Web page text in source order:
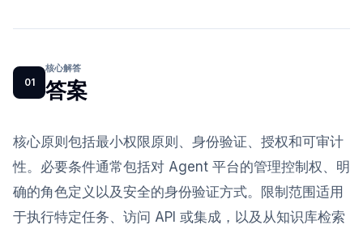
01
核心解答
答案
核心原则包括最小权限原则、身份验证、授权和可审计
性。必要条件通常包括对 Agent 平台的管理控制权、明
确的角色定义以及安全的身份验证方式。限制范围适用
于执行特定任务、访问 API 或集成，以及从知识库检索